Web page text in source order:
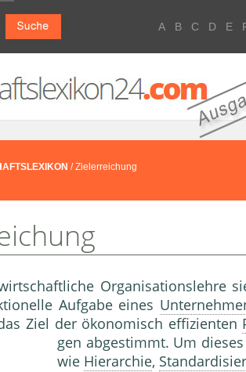
A B C D E
/ Zielerreichung
Or­ganisationslehre
Aufgabe eines
Ziel der ökonomisch effi­zienten
gen abgestimmt. Um
wie Hierarchie,